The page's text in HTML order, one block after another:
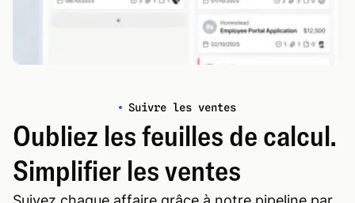
Suivre les ventes
Oubliez les feuilles de calcul.
Simplifier les ventes